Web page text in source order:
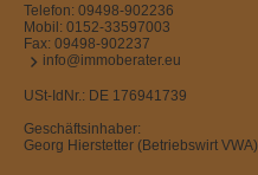
Telefon: 09498-902236
Mobil: 0152-33597003
Fax: 09498-902237
info@immoberater.eu
USt-IdNr.: DE 176941739
Geschäftsinhaber:
Georg Hierstetter (Betriebswirt VWA)